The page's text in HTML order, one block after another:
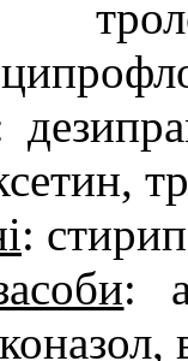
:
: